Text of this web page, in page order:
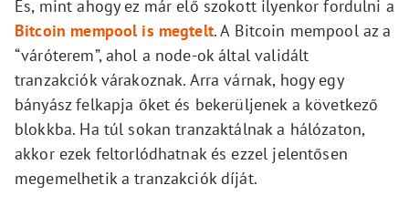
És, mint ahogy ez már elő szokott ilyenkor fordulni a
Bitcoin mempool is megtelt. A Bitcoin mempool az a
“váróterem”, ahol a node-ok által validált
tranzakciók várakoznak. Arra várnak, hogy egy
bányász felkapja őket és bekerüljenek a következő
blokkba. Ha túl sokan tranzaktálnak a hálózaton,
akkor ezek feltorlódhatnak és ezzel jelentősen
megemelhetik a tranzakciók díját.